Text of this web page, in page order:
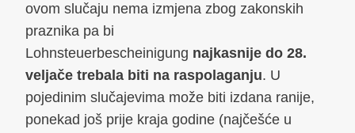
ovom slučaju nema izmjena zbog zakonskih
praznika pa bi
Lohnsteuerbescheinigung najkasnije do 28.
veljače trebala biti na raspolaganju. U
pojedinim slučajevima može biti izdana ranije,
ponekad još prije kraja godine (najčešće u